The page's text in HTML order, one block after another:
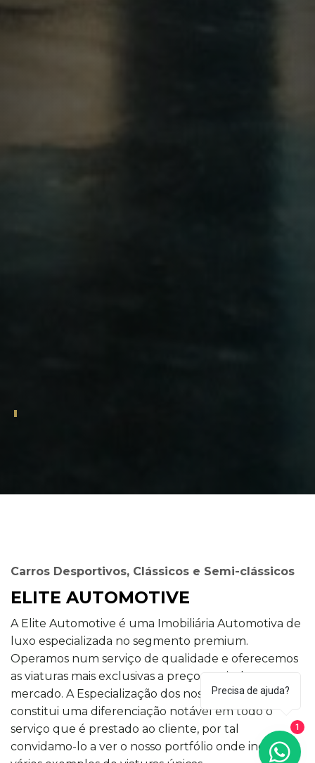
Carros Desportivos, Clássicos e Semi-clássicos
ELITE AUTOMOTIVE
A Elite Automotive é uma Imobiliária Automotiva de
luxo especializada no segmento premium.
Operamos num serviço de qualidade e oferecemos
as viaturas mais exclusivas a preços reais do
mercado. A Especialização dos nossos serviços
constitui uma diferenciação notável em todo o
serviço que é prestado ao cliente, por tal
convidamo-lo a ver o nosso portfólio onde inclui
Precisa de ajuda?
1